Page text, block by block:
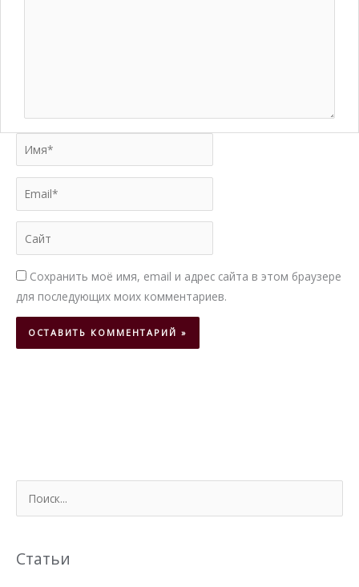
Имя*
Email*
Сайт
Сохранить моё имя, email и адрес сайта в этом браузере
для последующих моих комментариев.
о
сСтатьи